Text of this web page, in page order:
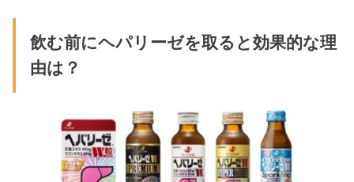
飲む前にヘパリーゼを取ると効果的な理
由は？